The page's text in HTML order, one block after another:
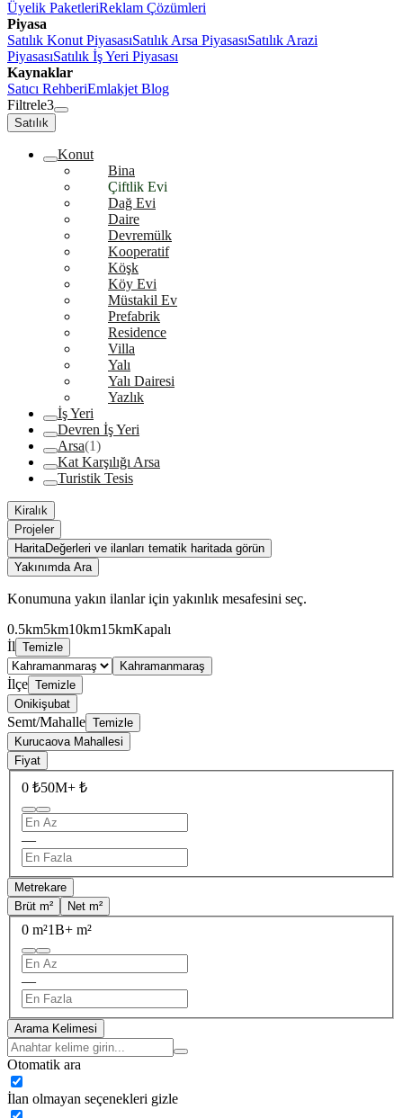
Üyelik PaketleriReklam Çözümleri
Piyasa
Satılık Konut PiyasasıSatılık Arsa PiyasasıSatılık Arazi
PiyasasıSatılık İş Yeri Piyasası
Kaynaklar
Satıcı RehberiEmlakjet Blog
Filtrele3
Satılık
Konut
Bina
Çiftlik Evi
Dağ Evi
Daire
Devremülk
Kooperatif
Köşk
Köy Evi
Müstakil Ev
Prefabrik
Residence
Villa
Yalı
Yalı Dairesi
Yazlık
İş Yeri
Devren İş Yeri
Arsa(1)
Kat Karşılığı Arsa
Turistik Tesis
Kiralık
Projeler
HaritaDeğerleri ve ilanları tematik haritada görün
Yakınımda Ara
Konumuna yakın ilanlar için yakınlık mesafesini seç.
0.5km5km10km15kmKapalı
İl Temizle
Kahramanmaraş
İlçe Temizle
Onikişubat
Semt/Mahalle Temizle
Kurucaova Mahallesi
Fiyat
0 ₺50M+ ₺
—
Metrekare
Brüt m²
Net m²
0 m²1B+ m²
—
Arama Kelimesi
Otomatik ara
İlan olmayan seçenekleri gizle